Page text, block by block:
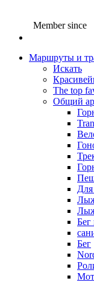
Member since
Маршруты и
Искать
The top
Общий
Для
Бег
Бег